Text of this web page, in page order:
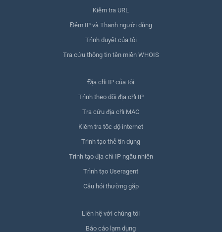
Kiểm tra URL
Đếm IP và Thanh người dùng
Trình duyệt của tôi
Tra cứu thông tin tên miền WHOIS
Địa chỉ IP của tôi
Trình theo dõi địa chỉ IP
Tra cứu địa chỉ MAC
Kiểm tra tốc độ internet
Trình tạo thẻ tín dụng
Trình tạo địa chỉ IP ngẫu nhiên
Trình tạo Useragent
Câu hỏi thường gặp
Liên hệ với chúng tôi
Báo cáo lạm dụng